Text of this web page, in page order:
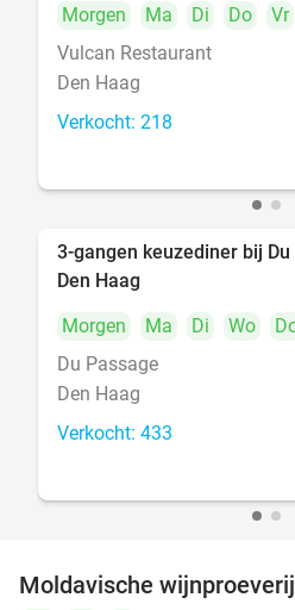
Morgen Ma Di Do
Vr
Vulcan Restaurant
Den Haag
Verkocht: 218
3-gangen keuzediner bij
Den Haag
Morgen
Ma Di Wo
Du Passage
Den Haag
Verkocht: 433
Moldavische